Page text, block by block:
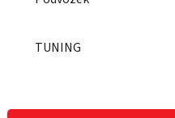
TUNING
V